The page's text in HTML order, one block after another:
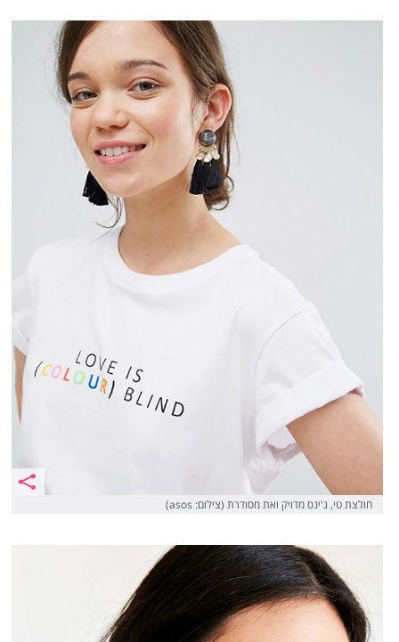
חולצת טי, ג'ינס מדויק ואת מסודרת (צילום: asos)